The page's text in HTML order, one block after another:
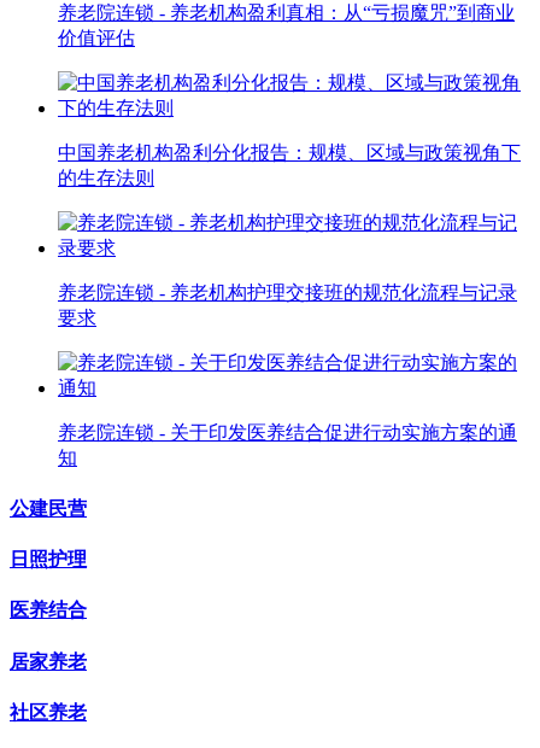
养老院连锁 - 养老机构盈利真相：从“亏损魔咒”到商业
价值评估
中国养老机构盈利分化报告：规模、区域与政策视角下
的生存法则
养老院连锁 - 养老机构护理交接班的规范化流程与记录
要求
养老院连锁 - 关于印发医养结合促进行动实施方案的通
知
公建民营
日照护理
医养结合
居家养老
社区养老